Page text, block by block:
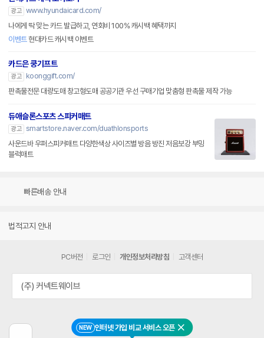
NEW 인터넷 가입 비교 서비스 오픈 닫기
광고 www.hyundaicard.com/
나에게 딱 맞는 카드 발급하고, 연회비 100% 캐시백 혜택까지
이벤트현대카드 캐시백 이벤트
카드은 쿵기프트
광고
koonggift.com/
판촉물전문 대량도매 창고형도매 공공기관 우선 구매기업 맞춤형 판촉물 제작 가능
듀애슬론스포츠 스피커매트
광고 smartstore.naver.com/duathlonsports
사운드바 우퍼스피커매트 다양한색상 사이즈별 방음 방진 저음보강 부밍
블럭매트
빠른배송 안내
법적고지 안내
PC버전 로그인 개인정보처리방침 고객센터
(주) 커넥트웨이브